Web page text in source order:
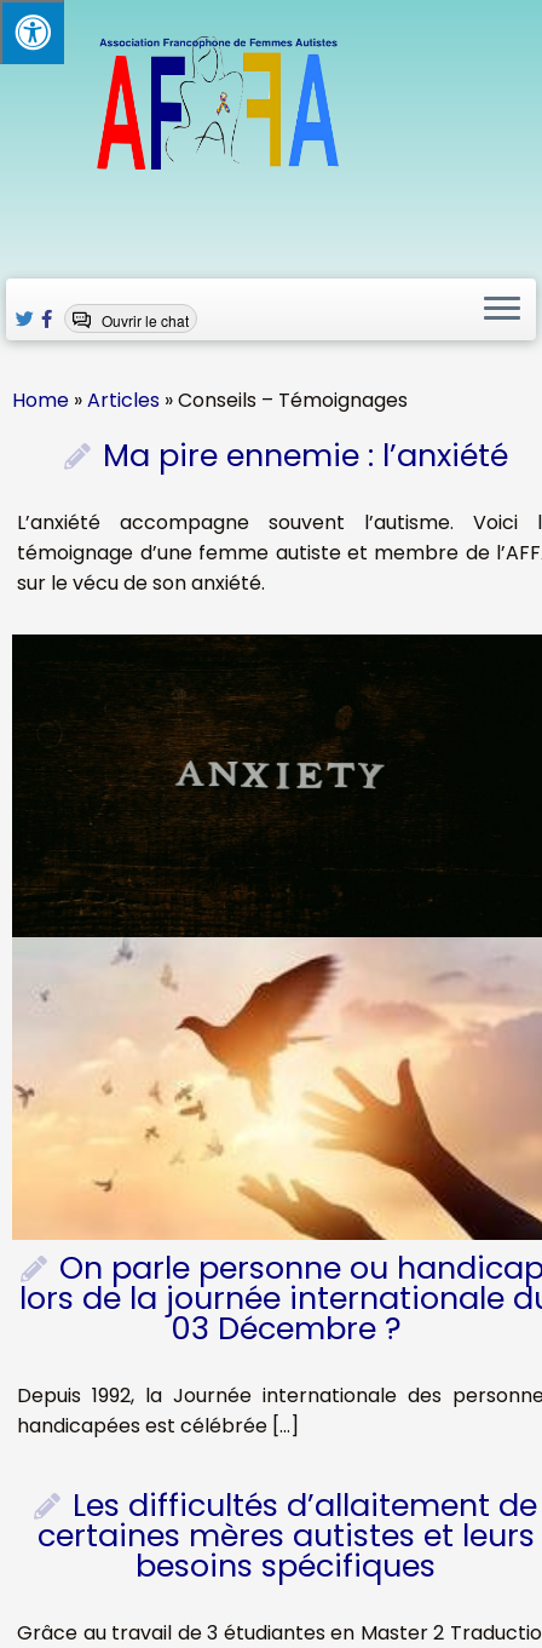
Skip
to
Ouvrir le chat
Home »Articles »Conseils – Témoignages
Ma pire ennemie : l’anxiété
L’anxiété accompagne souvent l’autisme. Voici
témoignage d’une femme autiste et membre de
sur le vécu de son anxiété.
On parle personne ou
lors de la journée internationale
03 Décembre ?
Depuis 1992, la Journée internationale des
handicapées est célébrée […]
Les difficultés d’allaitement de
certaines mères autistes et leurs
besoins spécifiques
Grâce au travail de 3 étudiantes en Master 2